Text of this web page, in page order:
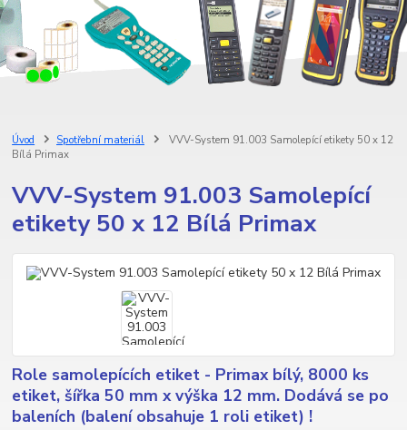
Úvod Spotřební materiál
VVV-System 91.003 Samolepící etikety 50 x 12
Bílá Primax
VVV-System 91.003 Samolepící
etikety 50 x 12 Bílá Primax
Role samolepících etiket - Primax bílý, 8000 ks
etiket, šířka 50 mm x výška 12 mm. Dodává se po
baleních (balení obsahuje 1 roli etiket) !